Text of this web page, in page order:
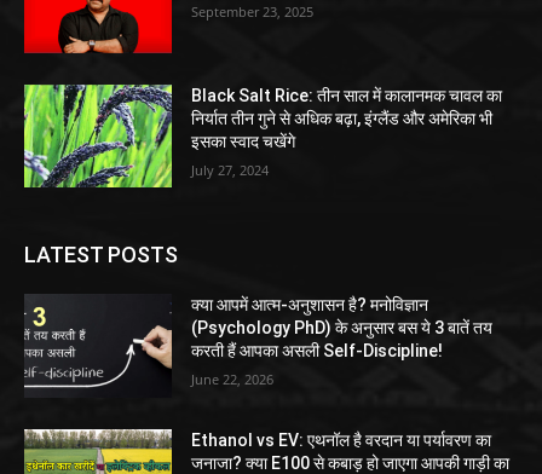
September 23, 2025
Black Salt Rice: तीन साल में कालानमक चावल का
निर्यात तीन गुने से अधिक बढ़ा, इंग्लैंड और अमेरिका भी
इसका स्वाद चखेंगे
July 27, 2024
LATEST POSTS
क्या आपमें आत्म-अनुशासन है? मनोविज्ञान
(Psychology PhD) के अनुसार बस ये 3 बातें तय
करती हैं आपका असली Self-Discipline!
June 22, 2026
Ethanol vs EV: एथनॉल है वरदान या पर्यावरण का
जनाजा? क्या E100 से कबाड़ हो जाएगा आपकी गाड़ी का